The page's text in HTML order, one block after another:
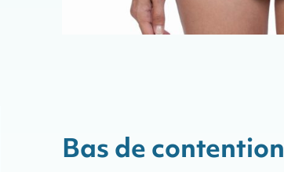
Bas de contention